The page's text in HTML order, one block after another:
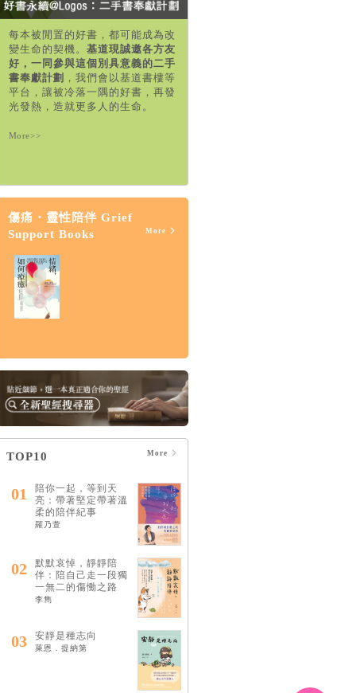
每本被閒置的好書，都可能成為改
變生命的契機。 基道現誠邀各方友
好，一同參與這個別具意義的二手
書奉獻計劃 ，我們會以基道書樓等
平台，讓被冷落一隅的好書，再發
光發熱，造就更多人的生命。
More>>
傷痛・靈性陪伴 Grief
Support Books
More
慮、憤怒、壓力和憂
鬱的15個情緒解答
HK$122 $128
TOP10 More
01
陪你一起，等到天
亮：帶著堅定帶著溫
柔的陪伴紀事
羅乃萱
02
默默哀悼，靜靜陪
伴：陪自己走一段獨
一無二的傷慟之路
李雋
03 安靜是種志向
萊恩．提納第